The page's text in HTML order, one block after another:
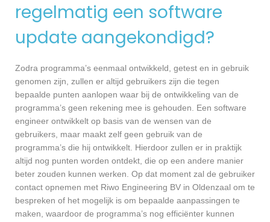
regelmatig een software
update aangekondigd?
Zodra programma’s eenmaal ontwikkeld, getest en in gebruik
genomen zijn, zullen er altijd gebruikers zijn die tegen
bepaalde punten aanlopen waar bij de ontwikkeling van de
programma’s geen rekening mee is gehouden. Een software
engineer ontwikkelt op basis van de wensen van de
gebruikers, maar maakt zelf geen gebruik van de
programma’s die hij ontwikkelt. Hierdoor zullen er in praktijk
altijd nog punten worden ontdekt, die op een andere manier
beter zouden kunnen werken. Op dat moment zal de gebruiker
contact opnemen met Riwo Engineering BV in Oldenzaal om te
bespreken of het mogelijk is om bepaalde aanpassingen te
maken, waardoor de programma’s nog efficiënter kunnen